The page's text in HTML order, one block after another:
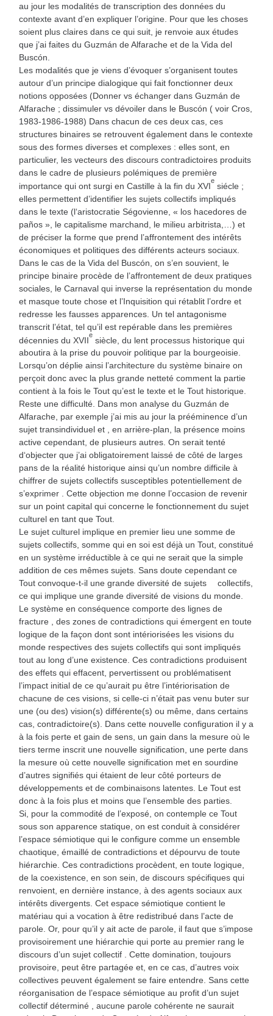
au jour les modalités de transcription des données du
contexte avant d’en expliquer l’origine. Pour que les choses
soient plus claires dans ce qui suit, je renvoie aux études
que j’ai faites du Guzmán de Alfarache et de la Vida del
Buscón.
Les modalités que je viens d’évoquer s’organisent toutes
autour d’un principe dialogique qui fait fonctionner deux
notions opposées (Donner vs échanger dans Guzmán de
Alfarache ; dissimuler vs dévoiler dans le Buscón ( voir Cros,
1983-1986-1988) Dans chacun de ces deux cas, ces
structures binaires se retrouvent également dans le contexte
sous des formes diverses et complexes : elles sont, en
particulier, les vecteurs des discours contradictoires produits
dans le cadre de plusieurs polémiques de première
importance qui ont surgi en Castille à la fin du XVI
e
siécle ;
elles permettent d’identifier les sujets collectifs impliqués
dans le texte (l‘aristocratie Ségovienne, « los hacedores de
paños », le capitalisme marchand, le milieu arbitrista,…) et
de préciser la forme que prend l’affrontement des intérêts
économiques et politiques des différents acteurs sociaux.
Dans le cas de la Vida del Buscón, on s’en souvient, le
principe binaire procède de l’affrontement de deux pratiques
sociales, le Carnaval qui inverse la représentation du monde
et masque toute chose et l’Inquisition qui rétablit l’ordre et
redresse les fausses apparences. Un tel antagonisme
transcrit l’état, tel qu’il est repérable dans les premières
décennies du XVII
e
siècle, du lent processus historique qui
aboutira à la prise du pouvoir politique par la bourgeoisie.
Lorsqu’on déplie ainsi l’architecture du système binaire on
perçoit donc avec la plus grande netteté comment la partie
contient à la fois le Tout qu’est le texte et le Tout historique.
Reste une difficulté. Dans mon analyse du Guzmán de
Alfarache, par exemple j’ai mis au jour la prééminence d’un
sujet transindividuel et , en arrière-plan, la présence moins
active cependant, de plusieurs autres. On serait tenté
d‘objecter que j’ai obligatoirement laissé de côté de larges
pans de la réalité historique ainsi qu’un nombre difficile à
chiffrer de sujets collectifs susceptibles potentiellement de
s’exprimer . Cette objection me donne l’occasion de revenir
sur un point capital qui concerne le fonctionnement du sujet
culturel en tant que Tout.
Le sujet culturel implique en premier lieu une somme de
sujets collectifs, somme qui en soi est déjà un Tout, constitué
en un système irréductible à ce qui ne serait que la simple
addition de ces mêmes sujets. Sans doute cependant ce
Tout convoque-t-il une grande diversité de sujets collectifs,
ce qui implique une grande diversité de visions du monde.
Le système en conséquence comporte des lignes de
fracture , des zones de contradictions qui émergent en toute
logique de la façon dont sont intériorisées les visions du
monde respectives des sujets collectifs qui sont impliqués
tout au long d’une existence. Ces contradictions produisent
des effets qui effacent, pervertissent ou problématisent
l’impact initial de ce qu’aurait pu être l’intériorisation de
chacune de ces visions, si celle-ci n’était pas venu buter sur
une (ou des) vision(s) différente(s) ou même, dans certains
cas, contradictoire(s). Dans cette nouvelle configuration il y a
à la fois perte et gain de sens, un gain dans la mesure où le
tiers terme inscrit une nouvelle signification, une perte dans
la mesure où cette nouvelle signification met en sourdine
d’autres signifiés qui étaient de leur côté porteurs de
développements et de combinaisons latentes. Le Tout est
donc à la fois plus et moins que l’ensemble des parties.
Si, pour la commodité de l’exposé, on contemple ce Tout
sous son apparence statique, on est conduit à considérer
l’espace sémiotique qui le configure comme un ensemble
chaotique, émaillé de contradictions et dépourvu de toute
hiérarchie. Ces contradictions procèdent, en toute logique,
de la coexistence, en son sein, de discours spécifiques qui
renvoient, en dernière instance, à des agents sociaux aux
intérêts divergents. Cet espace sémiotique contient le
matériau qui a vocation à être redistribué dans l’acte de
parole. Or, pour qu’il y ait acte de parole, il faut que s’impose
provisoirement une hiérarchie qui porte au premier rang le
discours d’un sujet collectif . Cette domination, toujours
provisoire, peut être partagée et, en ce cas, d’autres voix
collectives peuvent également se faire entendre. Sans cette
réorganisation de l’espace sémiotique au profit d’un sujet
collectif déterminé , aucune parole cohérente ne saurait